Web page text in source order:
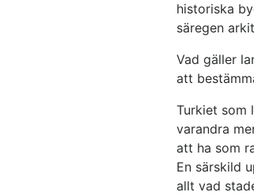
historiska
säregen
Vad gäller
att
Turkiet som
varandra
att ha som
En särskild
allt vad